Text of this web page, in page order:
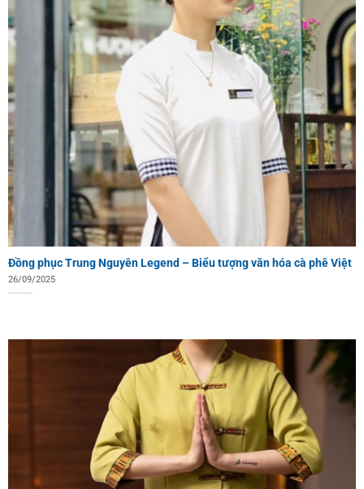
Đồng phục Trung Nguyên Legend – Biểu tượng văn hóa cà phê Việt
26/09/2025